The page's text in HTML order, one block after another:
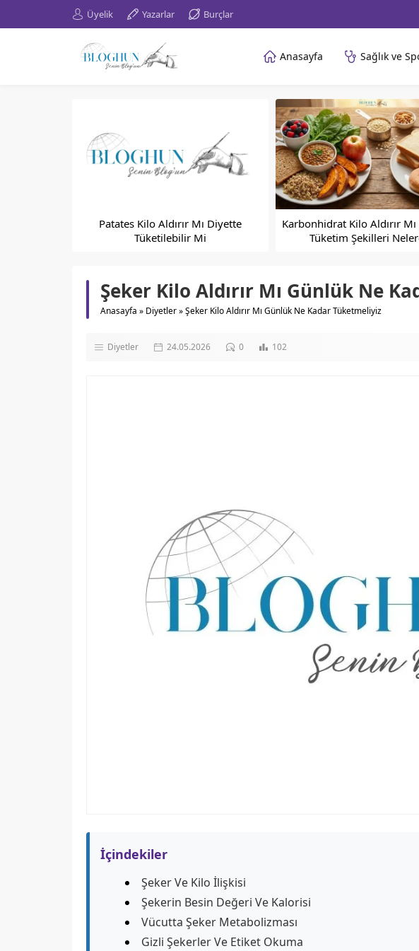
Üyelik Yazarlar Burçlar
Anasayfa Sağlık ve
Patates Kilo Aldırır Mı Diyette
Tüketilebilir Mi
Karbonhidrat Kilo Aldırır
Tüketim Şekilleri
Şeker Kilo Aldırır Mı Günlük Ne
Anasayfa » Diyetler»Şeker Kilo Aldırır Mı Günlük Ne Kadar Tüketmeliyiz
Diyetler 24.05.2026 0 102
İçindekiler
Şeker Ve Kilo İlişkisi
Şekerin Besin Değeri Ve Kalorisi
Vücutta Şeker Metabolizması
Gizli Şekerler Ve Etiket Okuma